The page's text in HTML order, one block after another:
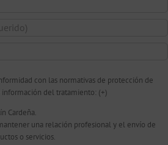
con las normativas de protección de
del tratamiento: (+)
Cardeña.
una relación profesional y el envío de
o servicios.